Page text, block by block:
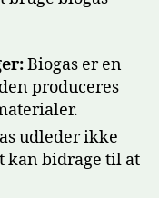
Biogas er en
produceres
udleder ikke
kan bidrage til at